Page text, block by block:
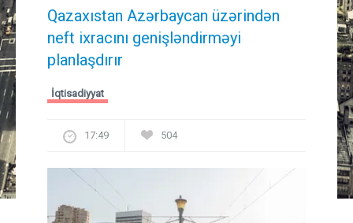
Qazaxıstan Azərbaycan üzərindən
neft ixracını genişləndirməyi
planlaşdırır
İqtisadiyyat
17:49 504